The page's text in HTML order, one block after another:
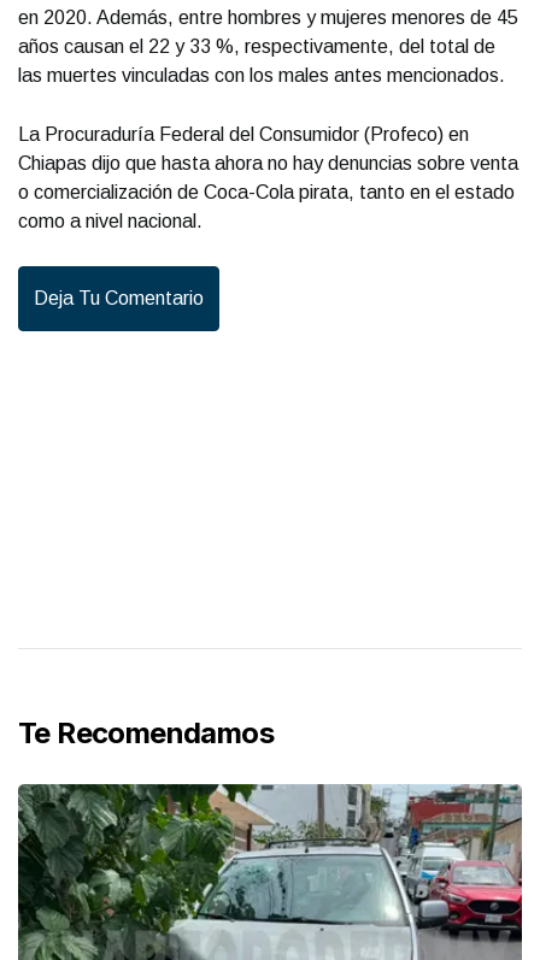
en 2020. Además, entre hombres y mujeres menores de 45
años causan el 22 y 33 %, respectivamente, del total de
las muertes vinculadas con los males antes mencionados.
La Procuraduría Federal del Consumidor (Profeco) en
Chiapas dijo que hasta ahora no hay denuncias sobre venta
o comercialización de Coca-Cola pirata, tanto en el estado
como a nivel nacional.
Deja Tu Comentario
Te Recomendamos